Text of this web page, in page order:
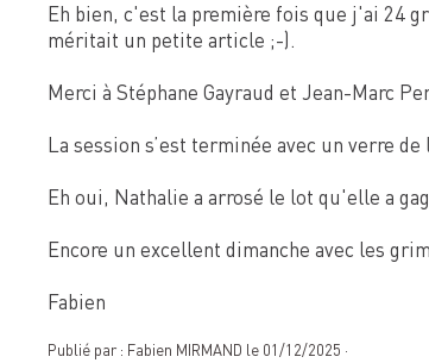
Eh bien, c'est la première fois que j'ai 24
méritait un petite article ;-).
Merci à Stéphane Gayraud et Jean-Marc
La session s’est terminée avec un verre
Eh oui, Nathalie a arrosé le lot qu'elle a
Encore un excellent dimanche avec les
Fabien
Publié par : Fabien MIRMAND le 01/12/2025 ·